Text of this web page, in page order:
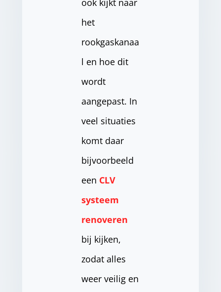
ook kijkt naar
het
rookgaskanaa
l en hoe dit
wordt
aangepast. In
veel situaties
komt daar
bijvoorbeeld
een CLV
systeem
renoveren
bij kijken,
zodat alles
weer veilig en